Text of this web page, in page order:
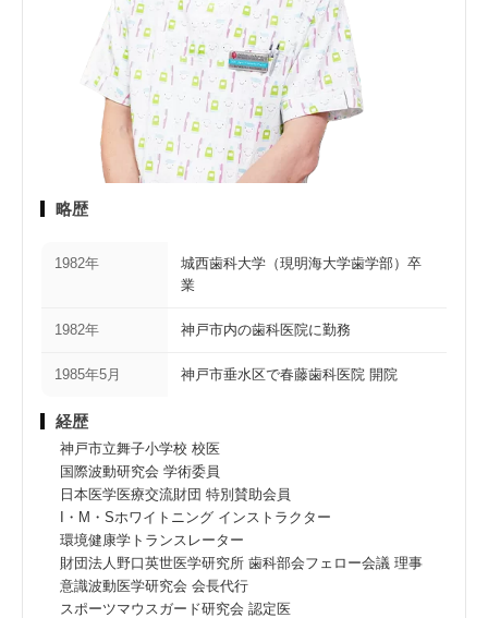
略歴
1982年
城西歯科大学（現明海大学歯学部）卒
業
1982年 神戸市内の歯科医院に勤務
1985年5月 神戸市垂水区で春藤歯科医院 開院
経歴
神戸市立舞子小学校 校医
国際波動研究会 学術委員
日本医学医療交流財団 特別賛助会員
I・M・Sホワイトニング インストラクター
環境健康学トランスレーター
財団法人野口英世医学研究所 歯科部会フェロー会議 理事
意識波動医学研究会 会長代行
スポーツマウスガード研究会 認定医